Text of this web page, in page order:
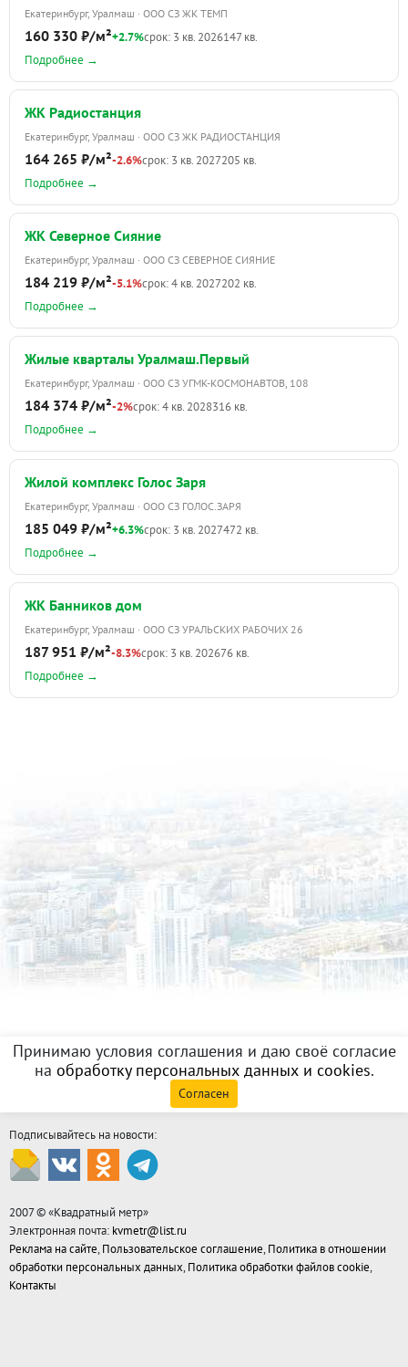
Екатеринбург, Уралмаш · ООО СЗ ЖК ТЕМП
160 330 ₽/м²+2.7%срок: 3 кв. 2026147 кв.
Подробнее →
ЖК Радиостанция
Екатеринбург, Уралмаш · ООО СЗ ЖК РАДИОСТАНЦИЯ
164 265 ₽/м²-2.6%срок: 3 кв. 2027205 кв.
Подробнее →
ЖК Северное Сияние
Екатеринбург, Уралмаш · ООО СЗ СЕВЕРНОЕ СИЯНИЕ
184 219 ₽/м²-5.1%срок: 4 кв. 2027202 кв.
Подробнее →
Жилые кварталы Уралмаш.Первый
Екатеринбург, Уралмаш · ООО СЗ УГМК-КОСМОНАВТОВ, 108
184 374 ₽/м²-2%срок: 4 кв. 2028316 кв.
Подробнее →
Жилой комплекс Голос Заря
Екатеринбург, Уралмаш · ООО СЗ ГОЛОС.ЗАРЯ
185 049 ₽/м²+6.3%срок: 3 кв. 2027472 кв.
Подробнее →
ЖК Банников дом
Екатеринбург, Уралмаш · ООО СЗ УРАЛЬСКИХ РАБОЧИХ 26
187 951 ₽/м²-8.3%срок: 3 кв. 202676 кв.
Подробнее →
Принимаю условия соглашения и даю своё согласие
на обработку персональных данных и cookies.
Согласен
Подписывайтесь на новости:
2007 © «Квадратный метр»
Электронная почта: kvmetr@list.ru
Реклама на сайте,Пользовательское соглашение,Политика в отношении
обработки персональных данных,Политика обработки файлов cookie,
Контакты